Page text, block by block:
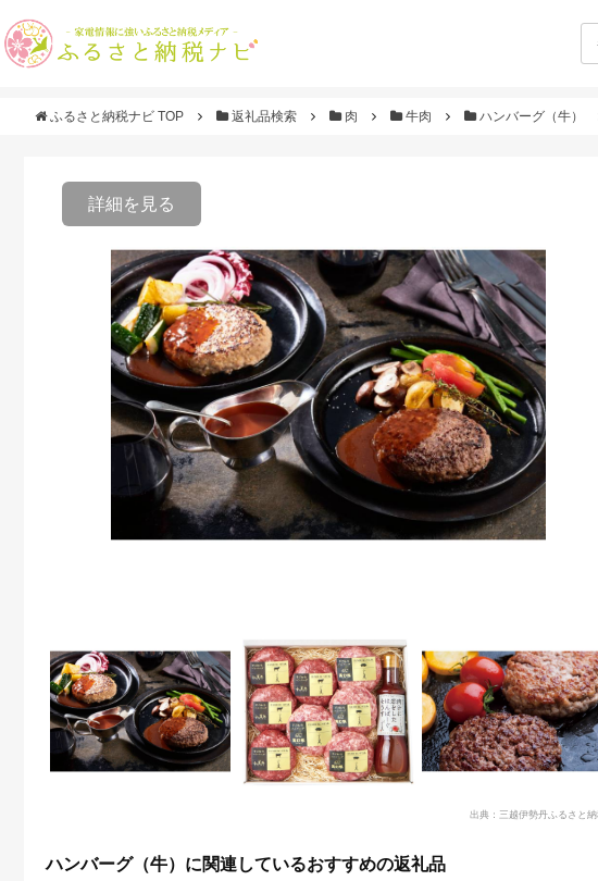
ふるさと納税ナビ TOP 返礼品検索 肉 牛肉 ハンバーグ（牛）
詳細を見る
出典：三越伊勢丹ふるさと納
ハンバーグ（牛）に関連しているおすすめの返礼品